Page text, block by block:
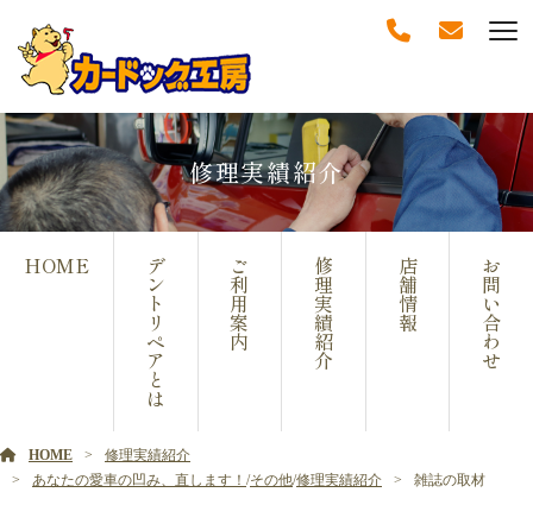
修理実績紹介
HOME デ
ン
ト
リ
ペ
ア
と
は
ご
利
用
案
内
修
理
実
績
紹
介
店
舗
情
報
お
問
い
合
わ
せ
HOME
修理実績紹介
あなたの愛車の凹み、直します！ /その他/修理実績紹介 雑誌の取材